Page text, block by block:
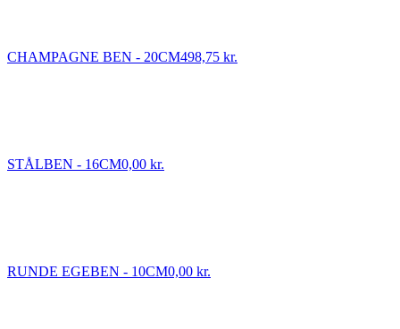
CHAMPAGNE BEN - 20CM498,75 kr.
STÅLBEN - 16CM0,00 kr.
RUNDE EGEBEN - 10CM0,00 kr.